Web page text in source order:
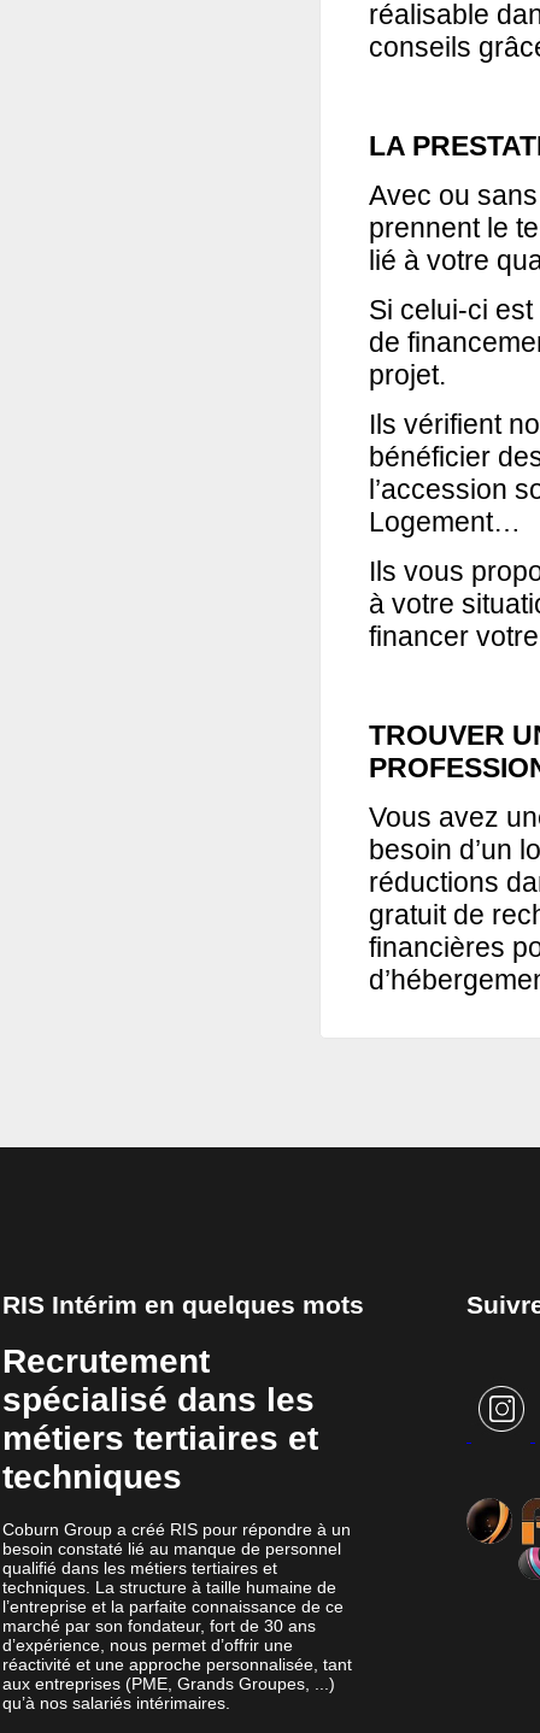
réalisable
conseils
LA
Avec ou
prennent le
lié à votre
Si celui-ci
de
projet.
Ils vérifient
bénéficier
l’accession
Logement…
Ils vous
à votre
financer
TROUVER
Vous avez
besoin d’un
réductions
gratuit de
financières
RIS Intérim en quelques mots
Recrutement
spécialisé dans les
métiers tertiaires et
techniques
Coburn Group a créé RIS pour répondre à un
besoin constaté lié au manque de personnel
qualifié dans les métiers tertiaires et
techniques. La structure à taille humaine de
l’entreprise et la parfaite connaissance de ce
marché par son fondateur, fort de 30 ans
d’expérience, nous permet d’offrir une
réactivité et une approche personnalisée, tant
aux entreprises (PME, Grands Groupes, ...)
qu’à nos salariés intérimaires.